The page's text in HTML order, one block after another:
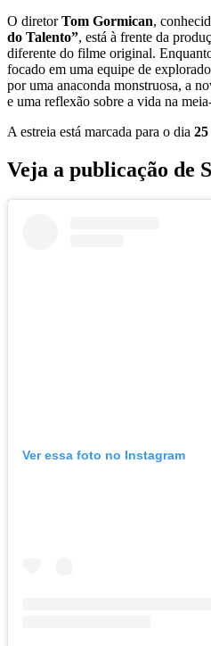
O diretorTom Gormican,
do Talento”, está à frente da
diferente do filme original.
focado em uma equipe de
por uma anaconda monstruosa, a
e uma reflexão sobre a vida na
A estreia está marcada para o dia
Veja a publicação de
Ver essa foto no Instagram